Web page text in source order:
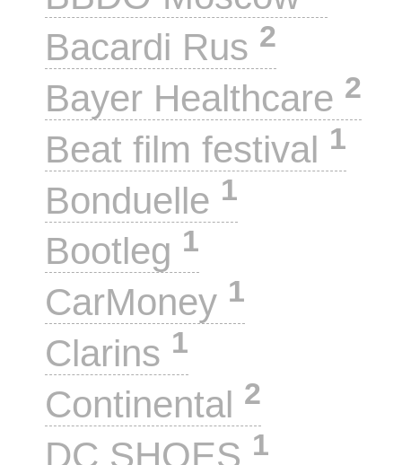
Bacardi Rus 2
Bayer Healthcare 2
Beat film festival 1
Bonduelle 1
Bootleg 1
CarMoney 1
Clarins 1
Continental 2
DC SHOES 1